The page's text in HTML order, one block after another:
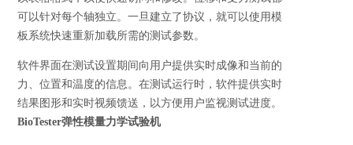
可以针对每个轴独立。一旦建立了协议，就可以使用模
板系统快速重新加载所需的测试参数。
软件界面在测试设置期间向用户提供实时成像和当前的
力、位置和温度的信息。在测试运行时，软件提供实时
结果图形和实时视频馈送，以方便用户监视测试进度。
BioTester弹性模量力学试验机